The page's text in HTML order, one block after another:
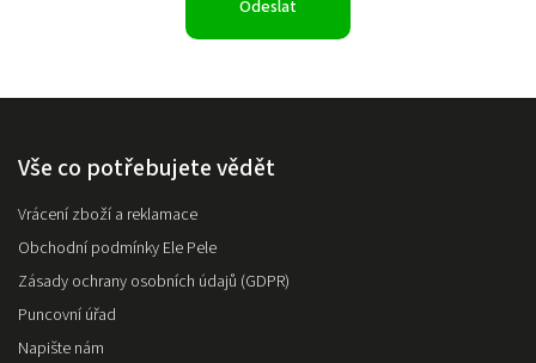
Odeslat
Vše co potřebujete vědět
Vrácení zboží a reklamace
Obchodní podmínky Ele Pele
Zásady ochrany osobních údajů (GDPR)
Puncovní úřad
Napište nám